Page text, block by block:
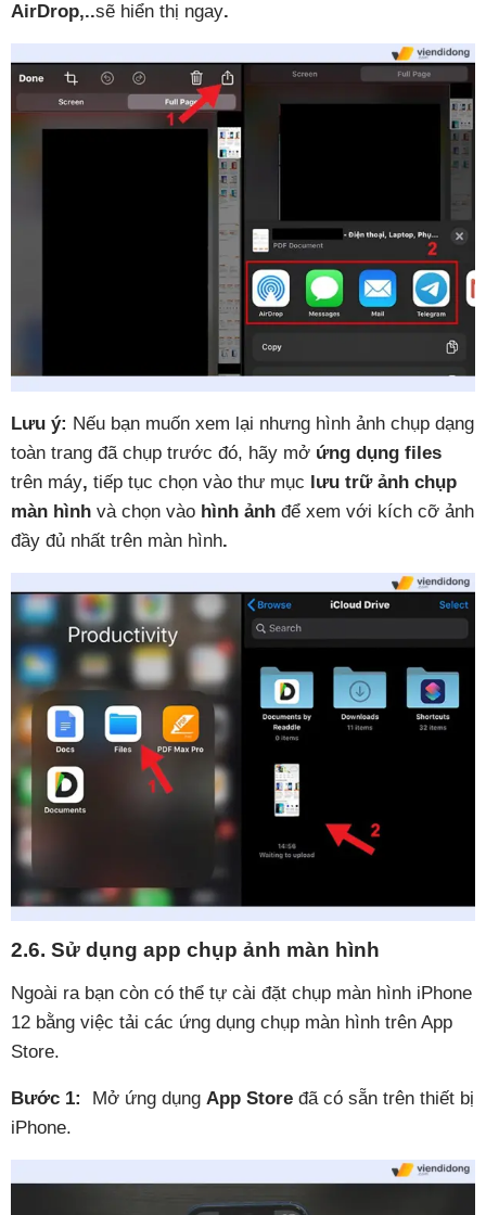
AirDrop,..sẽ hiển thị ngay.
Lưu ý: Nếu bạn muốn xem lại nhưng hình ảnh chụp dạng
toàn trang đã chụp trước đó, hãy mở ứng dụng files
trên máy, tiếp tục chọn vào thư mục lưu trữ ảnh chụp
màn hình và chọn vào hình ảnh để xem với kích cỡ ảnh
đầy đủ nhất trên màn hình.
2.6. Sử dụng app chụp ảnh màn hình
Ngoài ra bạn còn có thể tự cài đặt chụp màn hình iPhone
12 bằng việc tải các ứng dụng chụp màn hình trên App
Store.
Bước 1: Mở ứng dụng App Store đã có sẵn trên thiết bị
iPhone.